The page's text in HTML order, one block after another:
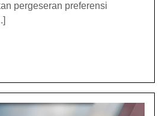
pergeseran preferensi